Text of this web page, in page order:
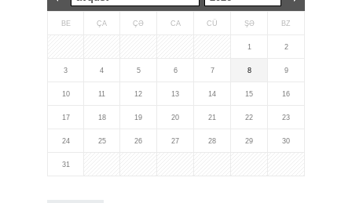
BE ÇA ÇƏ CA CÜ ŞƏ BZ
1 2
3 4 5 6 7 8 9
10 11 12 13 14 15 16
17 18 19 20 21 22 23
24 25 26 27 28 29 30
31